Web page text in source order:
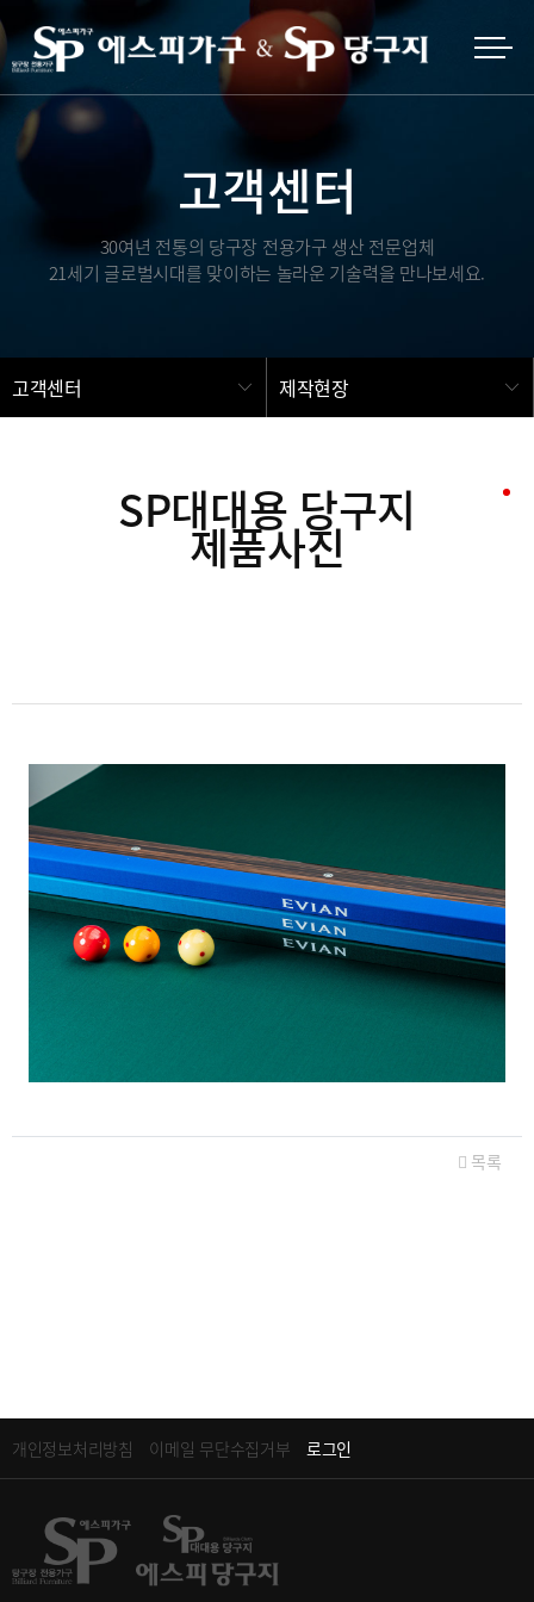
고객센터
30여년 전통의 당구장 전용가구 생산 전문업체
21세기 글로벌시대를 맞이하는 놀라운 기술력을 만나보세요.
고객센터 제작현장
SP대대용 당구지
제품사진
본문
관련자료 목록
개인정보처리방침 이메일 무단수집거부 로그인